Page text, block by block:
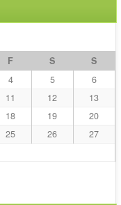
F S
S
4 5
6
11 12
13
18 19
20
25 26
27